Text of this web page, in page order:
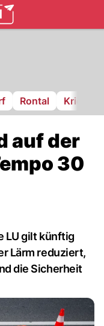
Rontal Kriens
auf der
30
LU gilt künftig
Lärm reduziert,
die Sicherheit